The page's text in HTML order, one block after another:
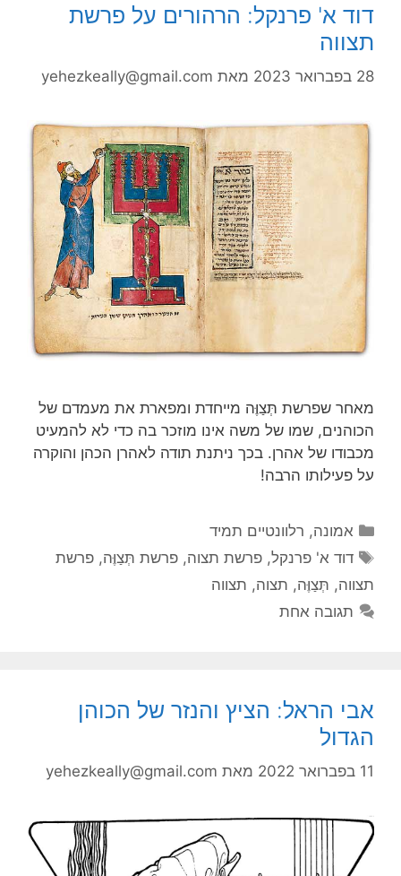
דוד א' פרנקל: הרהורים על פרשת
תצווה
28 בפברואר 2023 מאת yehezkeally@gmail.com
מאחר שפרשת תְּצַוֶּה מייחדת ומפארת את מעמדם של
הכוהנים, שמו של משה אינו מוזכר בה כדי לא להמעיט
מכבודו של אהרן. בכך ניתנת תודה לאהרן הכהן והוקרה
על פעילותו הרבה!
קטגוריות
אמונה, רלוונטיים תמיד
תגיות
דוד א' פרנקל,פרשת תצוה,פרשת תְּצַוֶּה,פרשת
תצווה, תְּצַוֶּה, תצוה, תצווה
תגובה אחת
אבי הראל: הציץ והנזר של הכוהן
הגדול
11 בפברואר 2022 מאת yehezkeally@gmail.com